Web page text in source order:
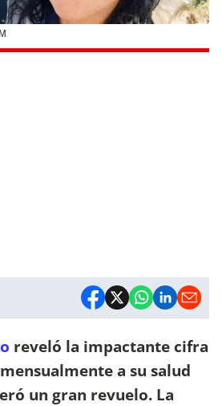
reveló la impactante cifra
a su salud
un gran revuelo. La